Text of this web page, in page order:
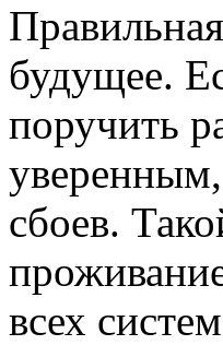
будущее.
поручить
уверенным,
сбоев.
всех